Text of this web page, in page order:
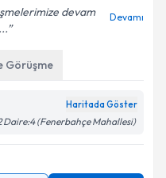
devam
Devamı
Görüşme
Haritada Göster
Daire:4 (Fenerbahçe Mahallesi)